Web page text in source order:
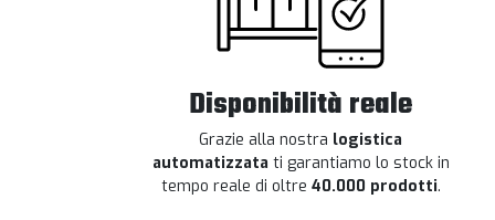
Disponibilità reale
Grazie alla nostra logistica
automatizzata ti garantiamo lo stock in
tempo reale di oltre 40.000 prodotti.